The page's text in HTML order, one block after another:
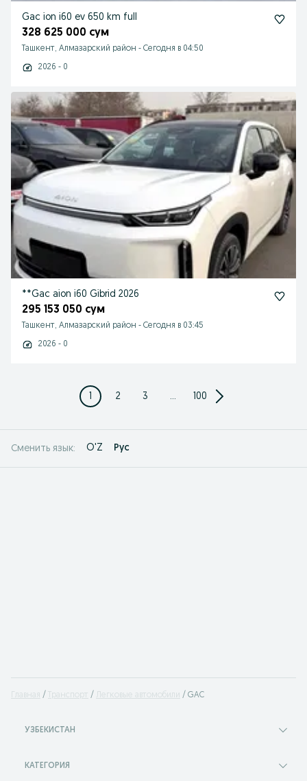
Gac ion i60 ev 650 km full
328 625 000 сум
Ташкент, Алмазарский район - Сегодня в 04:50
2026 - 0
**Gac aion i60 Gibrid 2026
295 153 050 сум
Ташкент, Алмазарский район - Сегодня в 03:45
2026 - 0
1 2 3 ... 100
Сменить язык: O'Z Рус
Главная Транспорт Легковые автомобили GAC
УЗБЕКИСТАН
КАТЕГОРИЯ